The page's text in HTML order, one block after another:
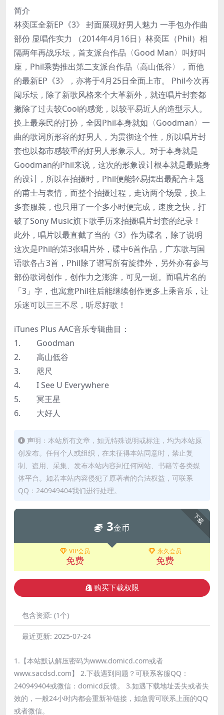
简介
林奕匡全新EP《3》 封面展现好男人魅力 一手包办作曲
部份 显唱作实力 （2014年4月16日）林奕匡（Phil）相
隔两年再战乐坛，首支派台作品〈Good Man〉叫好叫
座，Phil乘势推出第二支派台作品〈高山低谷〉，而他
的最新EP《3》，亦将于4月25日全面上市。 Phil今次再
闯乐坛，除了新歌风格来个大革新外，就连唱片封套都
撇除了过去较Cool的感觉，以较平易近人的造型示人。
换上最亲民的打扮，全因Phil本身就如〈Goodman〉一
曲的歌词所形容的好男人，为贯彻这个性，所以唱片封
套也以都市感较重的好男人形象示人。对于本身就是
Goodman的Phil来说，这次的形象设计根本就是最贴身
的设计，所以在拍摄时，Phil便能轻易摆出最配合主题
的甫士与表情，而整个拍摄过程，走访两个场景，换上
多套服装，也只用了一个多小时便完成，速度之快，打
破了Sony Music旗下歌手历来拍摄唱片封套的纪录！
此外，唱片以最直截了当的《3》作为碟名，除了说明
这次是Phil的第3张唱片外，碟中6首作品，广东歌与国
语歌各占3首，Phil除了谱写所有旋律外，另外亦有参与
部份歌词创作，创作力之澎湃，可见一斑。而唱片名的
「3」字，也寓意Phil往后能继续创作更多上乘音乐，让
乐迷可以三三不尽，听尽好歌！
iTunes Plus AAC音乐专辑曲目：
1. Goodman
2. 高山低谷
3. 咫尺
4. I See U Everywhere
5. 冥王星
6. 大好人
声明：本站所有文章，如无特殊说明或标注，均为本站原
创发布。任何个人或组织，在未征得本站同意时，禁止复
制、盗用、采集、发布本站内容到任何网站、书籍等各类媒
体平台。如若本站内容侵犯了原著者的合法权益，可联系
QQ：240949404我们进行处理。
下载
3金币
VIP会员
免费
永久会员
免费
购买下载权限
包含资源: (1个)
最近更新: 2025-07-24
1.【本站默认解压密码为www.domicd.com或者
www.sacdsd.com】 2.下载遇到问题？可联系客服QQ：
240949404或微信：domicd反馈。 3.如遇下载地址丢失或者失
效的，一般24小时内都会重新补链接，如急需可联系上面的QQ
或者微信。